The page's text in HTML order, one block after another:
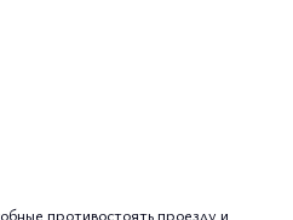
противостоять проезду и